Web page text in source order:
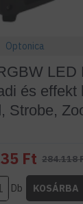
Optonica
LED
és effekt
Strobe,
Ft 284.118
Db KOSÁRBA